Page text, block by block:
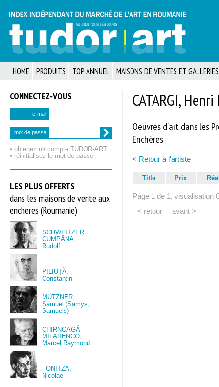
HOME PRODUITS TOP ANNUEL MAISONS DE VENTES ET GALLERIES
CONNECTEZ‑VOUS
e-mail
mot de passe
• obtenez un compte TUDOR‑ART
• réinitialisez le mot de passe
LES PLUS OFFERTS
dans les maisons de vente aux
encheres (Roumanie)
SCHWEITZER
CUMPĂNA,
Rudolf
PILIUȚĂ,
Constantin
MÜTZNER,
Samuel (Samys,
Samuels)
CHIRNOAGĂ
MILARENCO,
Marcel Raymond
TONITZA,
Nicolae
CATARGI, Henri
Oeuvres d'art dans les
Enchères
< Retour à l'artiste
Title Prix
Page 1 de 1, visualisation
< retour
avant >